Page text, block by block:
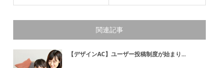
関連記事
【デザインAC】ユーザー投稿制度が始まり...